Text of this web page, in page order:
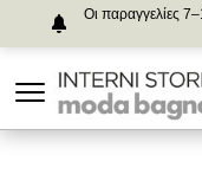
Οι παραγγελίες